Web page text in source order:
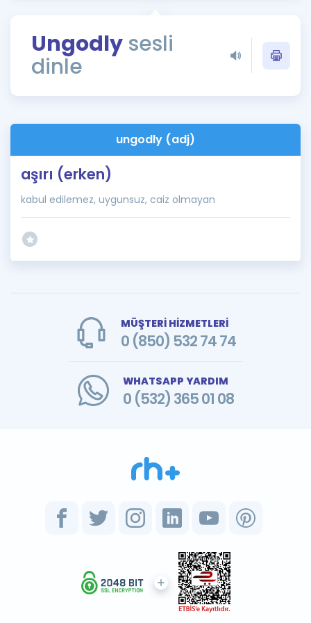
Rehberlik Aracı
ÖSYM Sınav Takvimi
İngilizce Gramer
Ungodly sesli
dinle
ungodly (adj)
aşırı (erken)
kabul edilemez, uygunsuz, caiz olmayan
MÜŞTERİ HİZMETLERİ
0 (850) 532 74 74
WHATSAPP YARDIM
0 (532) 365 01 08